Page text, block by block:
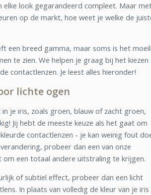
elke look gegarandeerd compleet. Maar
op de markt, hoe weet je welke de
een breed gamma, maar soms is het
te zien. We helpen je graag bij het kiezen
contactlenzen. Je leest alles hieronder!
lichte ogen
je iris, zoals groen, blauw of zacht groen,
Jij hebt de meeste keuze als het gaat om
contactlenzen - je kan weinig fout
probeer dan een van onze
om een totaal andere uitstraling te krijgen.
of subtiel effect, probeer dan een licht
In plaats van volledig de kleur van je